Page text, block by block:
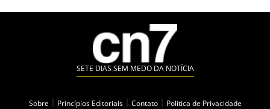
SETE DIAS SEM MEDO DA NOTÍCIA
Sobre Princípios Editoriais Contato
Política de Privacidade